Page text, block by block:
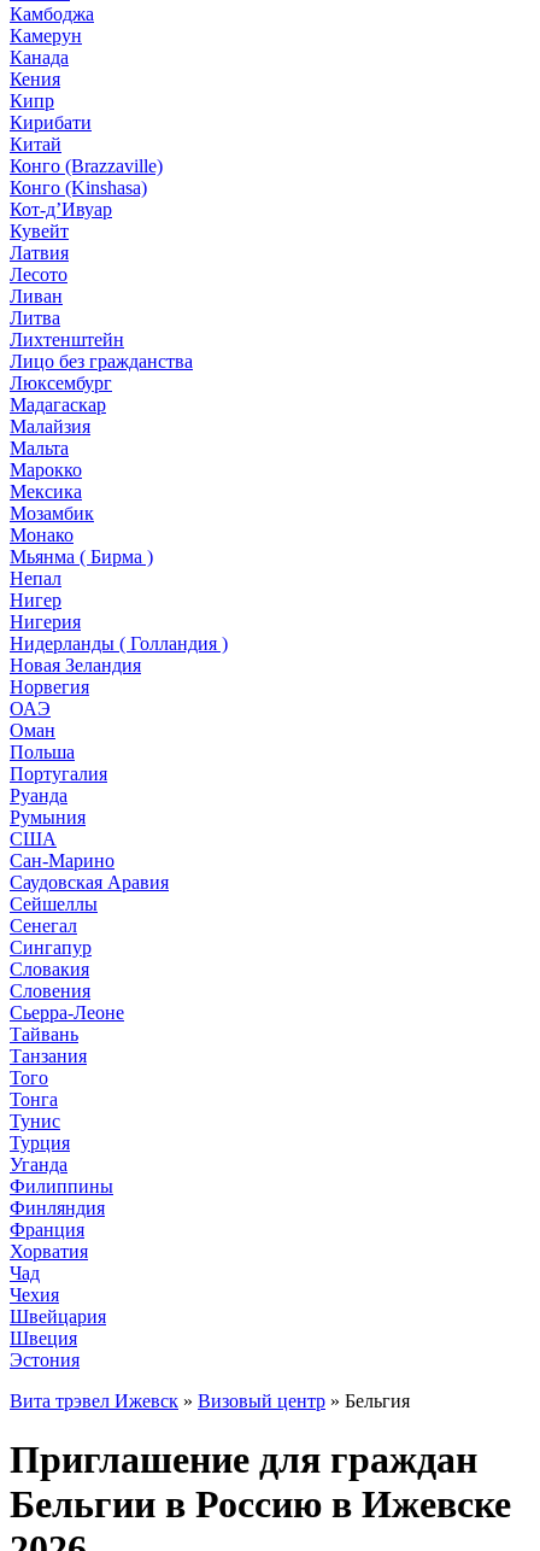
Камбоджа
Камерун
Канада
Кения
Кипр
Кирибати
Китай
Конго (Brazzaville)
Конго (Kinshasa)
Кот-д’Ивуар
Кувейт
Латвия
Лесото
Ливан
Литва
Лихтенштейн
Лицо без гражданства
Люксембург
Мадагаскар
Малайзия
Мальта
Марокко
Мексика
Мозамбик
Монако
Мьянма ( Бирма )
Непал
Нигер
Нигерия
Нидерланды ( Голландия )
Новая Зеландия
Норвегия
ОАЭ
Оман
Польша
Португалия
Руанда
Румыния
США
Сан-Марино
Саудовская Аравия
Сейшеллы
Сенегал
Сингапур
Словакия
Словения
Сьерра-Леоне
Тайвань
Танзания
Того
Тонга
Тунис
Турция
Уганда
Филиппины
Финляндия
Франция
Хорватия
Чад
Чехия
Швейцария
Швеция
Эстония
Вита трэвел Ижевск » Визовый центр » Бельгия
Приглашение для граждан
Бельгии в Россию в Ижевске